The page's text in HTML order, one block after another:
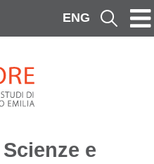
ENG Cerca
e